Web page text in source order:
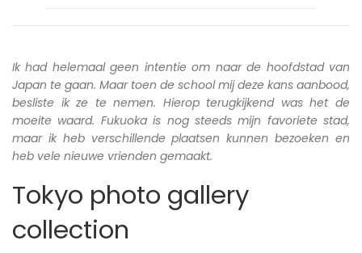
Ik had helemaal geen intentie om naar de hoofdstad van
Japan te gaan. Maar toen de school mij deze kans aanbood,
besliste ik ze te nemen. Hierop terugkijkend was het de
moeite waard. Fukuoka is nog steeds mijn favoriete stad,
maar ik heb verschillende plaatsen kunnen bezoeken en
heb vele nieuwe vrienden gemaakt.
Tokyo photo gallery
collection